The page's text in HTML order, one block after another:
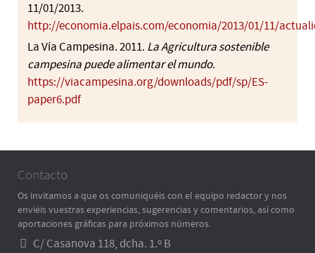
11/01/2013.
http://economia.elpais.com/economia/2013/01/11/
La Vía Campesina. 2011. La Agricultura sostenible
campesina puede alimentar el mundo.
https://viacampesina.org/downloads/pdf/sp/ES-
paper6.pdf
Contacto
Os invitamos a que os comuniquéis con el equipo redactor y nos
enviéis vuestras experiencias, sugerencias y comentarios, así como
aportaciones gráficas para próximos números.
C/ Casanova 118, dcha. 1.º B